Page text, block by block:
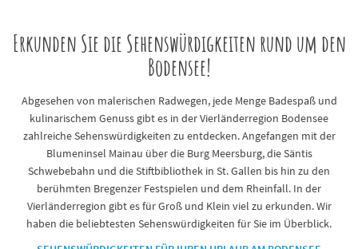
Erkunden Sie die Sehenswürdigkeiten rund um den
Bodensee!
Abgesehen von malerischen Radwegen, jede Menge Badespaß und
kulinarischem Genuss gibt es in der Vierländerregion Bodensee
zahlreiche Sehenswürdigkeiten zu entdecken. Angefangen mit der
Blumeninsel Mainau über die Burg Meersburg, die Säntis
Schwebebahn und die Stiftbibliothek in St. Gallen bis hin zu den
berühmten Bregenzer Festspielen und dem Rheinfall. In der
Vierländerregion gibt es für Groß und Klein viel zu erkunden. Wir
haben die beliebtesten Sehenswürdigkeiten für Sie im Überblick.